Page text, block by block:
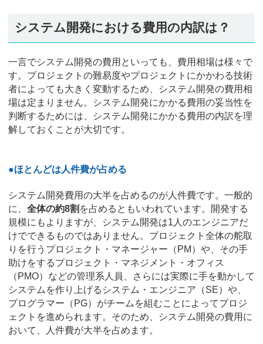
システム開発における費用の内訳は？
一言でシステム開発の費用といっても、費用相場は様々で
す。プロジェクトの難易度やプロジェクトにかかわる技術
者によっても大きく変動するため、システム開発の費用相
場は定まりません。システム開発にかかる費用の妥当性を
判断するためには、システム開発にかかる費用の内訳を理
解しておくことが大切です。
●ほとんどは人件費が占める
システム開発費用の大半を占めるのが人件費です。一般的
に、 全体の約8割 を占めるともいわれています。開発する
規模にもよりますが、システム開発は1人のエンジニアだ
けでできるものではありません。プロジェクト全体の舵取
りを行うプロジェクト・マネージャー（PM）や、その手
助けをするプロジェクト・マネジメント・オフィス
（PMO）などの管理系人員、さらには実際に手を動かして
システムを作り上げるシステム・エンジニア（SE）や、
プログラマー（PG）がチームを組むことによってプロジ
ェクトを進められます。そのため、システム開発の費用に
おいて、人件費が大半を占めます。